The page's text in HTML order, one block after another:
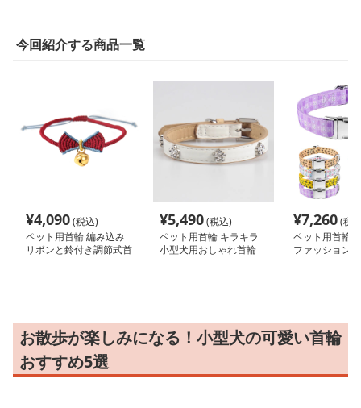
今回紹介する商品一覧
¥4,090(税込)
ペット用首輪 編み込み
リボンと鈴付き調節式首
¥5,490(税込)
ペット用首輪 キラキラ
小型犬用おしゃれ首輪
¥7,260(税
ペット用首輪
ファッション
お散歩が楽しみになる！小型犬の可愛い首輪
おすすめ5選